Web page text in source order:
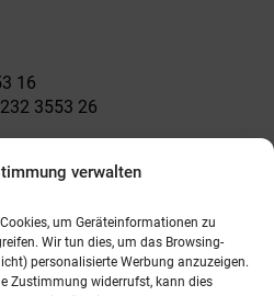
verwalten
um Geräteinformationen zu
Wir tun dies, um das Browsing-
personalisierte Werbung anzuzeigen.
Zustimmung widerrufst, kann dies
16
3553 26
Allgemeines
Öffnungszeiten
Unser Team